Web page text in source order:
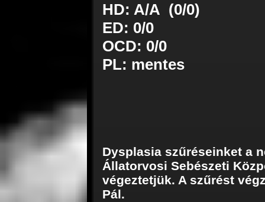
HD: A/A (0/0)
ED: 0/0
OCD: 0/0
PL: mentes
Dysplasia szűréseinket a
Állatorvosi Sebészeti
végeztetjük. A szűrést
Pál.